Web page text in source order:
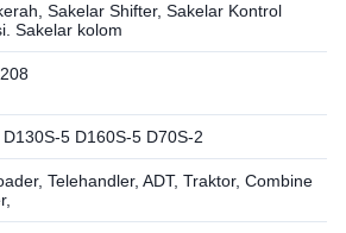
Sakelar Shifter, Sakelar Kontrol
Sakelar kolom
D130S-5 D160S-5 D70S-2
Telehandler, ADT, Traktor, Combine